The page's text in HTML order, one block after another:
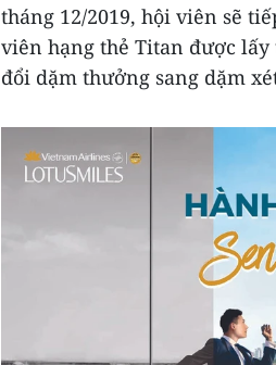
tháng 12/2019, hội viên sẽ
viên hạng thẻ Titan được
đổi dặm thưởng sang dặm